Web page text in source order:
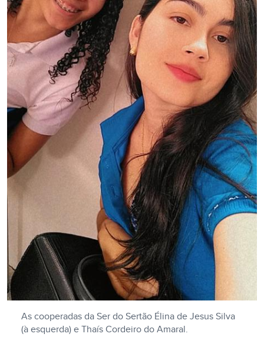
As cooperadas da Ser do Sertão Élina de Jesus Silva
(à esquerda) e Thaís Cordeiro do Amaral.